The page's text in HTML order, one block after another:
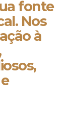
fonte
Nos
à